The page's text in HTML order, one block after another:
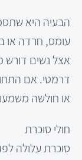
הבעיה היא
עומס, חרדה או
אצל נשים דורש
דרמטי. אם
או חולשה
חולי סוכרת
סוכרת עלולה